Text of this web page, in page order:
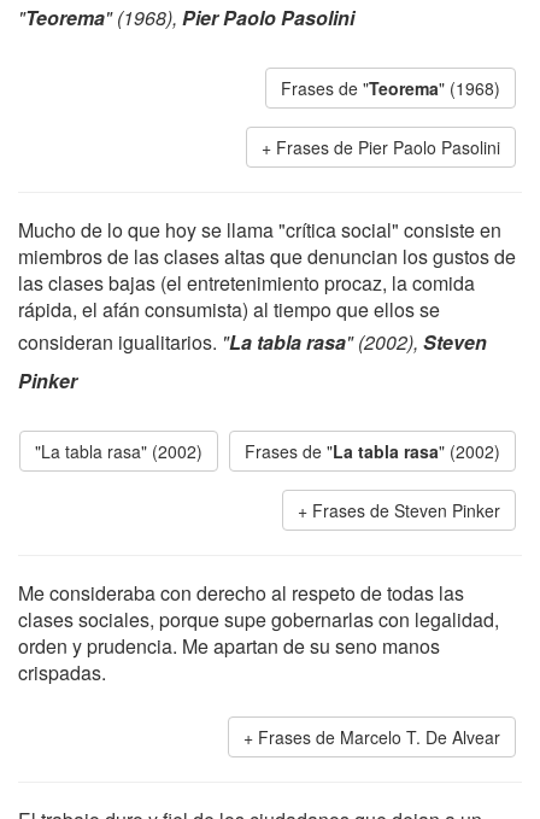
"Teorema" (1968), Pier Paolo Pasolini
Frases de "Teorema" (1968)
Frases de Pier Paolo Pasolini
Mucho de lo que hoy se llama "crítica social" consiste en
miembros de las clases altas que denuncian los gustos de
las clases bajas (el entretenimiento procaz, la comida
rápida, el afán consumista) al tiempo que ellos se
consideran igualitarios. "La tabla rasa" (2002), Steven
Pinker
"La tabla rasa" (2002) Frases de "La tabla rasa" (2002)
Frases de Steven Pinker
Me consideraba con derecho al respeto de todas las
clases sociales, porque supe gobernarlas con legalidad,
orden y prudencia. Me apartan de su seno manos
crispadas.
Frases de Marcelo T. De Alvear